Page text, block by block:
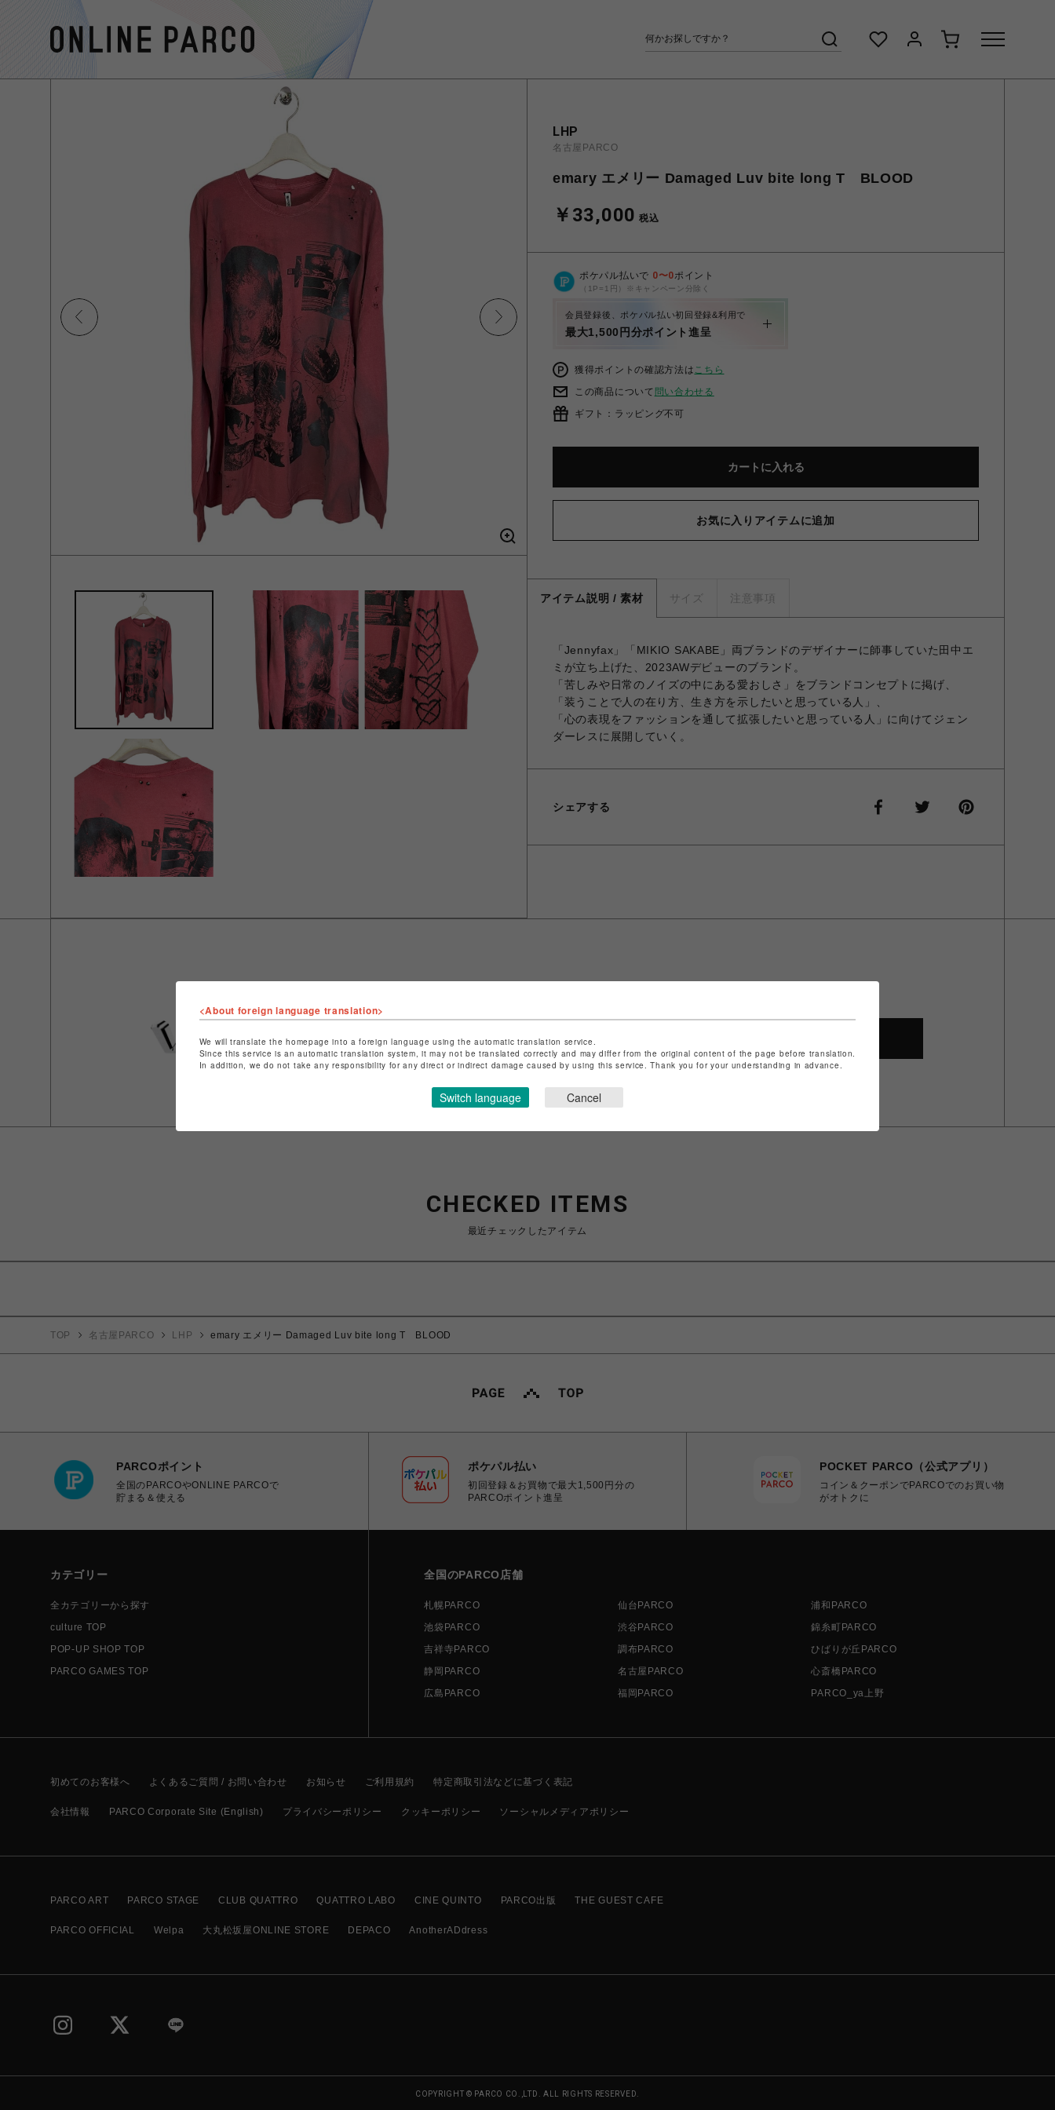
LHP
名古屋PARCO
emary エメリー Damaged Luv bite long T BLOOD
￥33,000 税込
ポケパル払いで 0〜0ポイント
（1P=1円）※キャンペーン分除く
会員登録後、ポケパル払い初回登録&利用で
最大1,500円分ポイント進呈
獲得ポイントの確認方法はこちら
この商品について 問い合わせる
ギフト：ラッピング不可
カートに入れる
お気に入りアイテムに追加
アイテム説明 / 素材 サイズ 注意事項
「Jennyfax」「MIKIO SAKABE」両ブランドのデザイナーに師事していた田中エ
ミが立ち上げた、2023AWデビューのブランド。
「苦しみや日常のノイズの中にある愛おしさ」をブランドコンセプトに掲げ、
「装うことで人の在り方、生き方を示したいと思っている人」、
「心の表現をファッションを通して拡張したいと思っている人」に向けてジェン
ダーレスに展開していく。
シェアする
店舗名
名古屋PARCO
特定商取引法など法令に基づく表記はこちら
CHECKED ITEMS
最近チェックしたアイテム
TOP 名古屋PARCO LHP emary エメリー Damaged Luv bite long T BLOOD
PARCOポイント
全国のPARCOやONLINE PARCOで
貯まる＆使える
ポケパル払い
初回登録＆お買物で最大1,500円分の
PARCOポイント進呈
POCKET PARCO（公式アプリ）
コイン＆クーポンでPARCOでのお買い物
がオトクに
カテゴリー
全カテゴリーから探す
culture TOP
POP-UP SHOP TOP
PARCO GAMES TOP
全国のPARCO店舗
札幌PARCO 仙台PARCO
浦和PARCO
池袋PARCO
渋谷PARCO
錦糸町PARCO
吉祥寺PARCO
調布PARCO
ひばりが丘PARCO
静岡PARCO
名古屋PARCO
心斎橋PARCO
広島PARCO
福岡PARCO PARCO_ya上野
初めてのお客様へ よくあるご質問 / お問い合わせ お知らせ ご利用規約 特定商取引法などに基づく表記
会社情報 PARCO Corporate Site (English) プライバシーポリシー クッキーポリシー ソーシャルメディアポリシー
PARCO ART PARCO STAGE CLUB QUATTRO QUATTRO LABO CINE QUINTO PARCO出版 THE GUEST CAFE
PARCO OFFICIAL Welpa 大丸松坂屋ONLINE STORE DEPACO AnotherADdress
COPYRIGHT © PARCO CO.,LTD. ALL RIGHTS RESERVED.
<About foreign language translation>
We will translate the homepage into a foreign language using the automatic translation service.
Since this service is an automatic translation system, it may not be translated correctly and may differ from the original content of the page before translation.
In addition, we do not take any responsibility for any direct or indirect damage caused by using this service. Thank you for your understanding in advance.
Switch language Cancel